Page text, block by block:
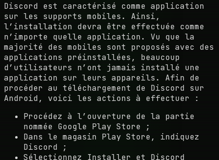
Discord est caractérisé comme application
sur les supports mobiles. Ainsi,
l’installation devra être effectuée comme
n’importe quelle application. Vu que la
majorité des mobiles sont proposés avec des
applications préinstallées, beaucoup
d’utilisateurs n’ont jamais installé une
application sur leurs appareils. Afin de
procéder au téléchargement de Discord sur
Android, voici les actions à effectuer :
Procédez à l’ouverture de la partie
nommée Google Play Store ;
Dans le magasin Play Store, indiquez
Discord ;
Sélectionnez Installer et Discord